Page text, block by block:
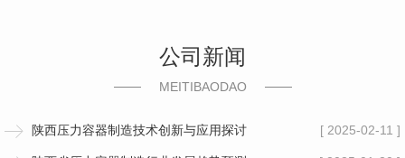
公司新闻
MEITIBAODAO
[ 2025-02-11 ]
陕西压力容器制造技术创新与应用探讨